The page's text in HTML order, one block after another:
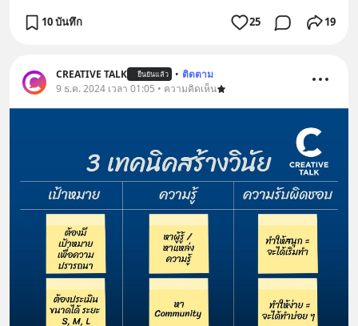
10 บันทึก 25 19
CREATIVE TALK ยืนยันแล้ว • ติดตาม
9 ธ.ค. 2024 เวลา 01:05 • ความคิดเห็น